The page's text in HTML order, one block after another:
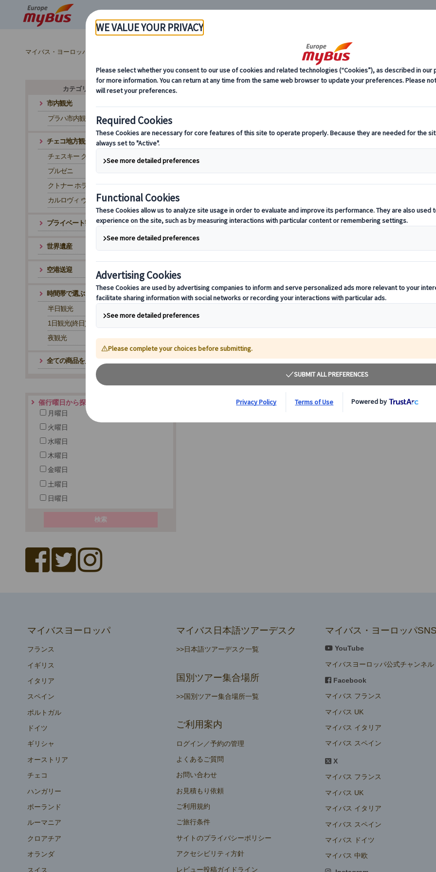
マイバス・ヨーロッパ カルロヴィ ヴァリ (1)
カルロヴィ・ヴァリは温泉保養地として世界的に有名で
す。毎年国際映画祭が開かれることでも知られています。
温泉が湧き出るコロナーダという試飲施設は、建物自体が
【ガイドなしプラン】火～金曜日
【日本語公認ガイド付プラン】毎日
約8時間
カテゴリ・テーマから探す
市内観光
プラハ市内観光
チェコ地方観光
チェスキー クルムロフ
プルゼニ
クトナー ホラ
カルロヴィ ヴァリ
プライベート観光
世界遺産
空港送迎
時間帯で選ぶ
半日観光
1日観光(終日)
夜観光
全ての商品を見る
催行曜日から探す
月曜日
火曜日
水曜日
木曜日
金曜日
土曜日
日曜日
マイバスヨーロッパ
フランス
イギリス
イタリア
スペイン
ポルトガル
ドイツ
ギリシャ
オーストリア
チェコ
ハンガリー
ポーランド
ルーマニア
クロアチア
オランダ
スイス
マイバス日本語ツアーデスク
>>日本語ツアーデスク一覧
国別ツアー集合場所
>>国別ツアー集合場所一覧
ご利用案内
ログイン／予約の管理
よくあるご質問
お問い合わせ
お見積もり依頼
ご利用規約
ご旅行条件
サイトのプライバシーポリシー
アクセシビリティ方針
レビュー投稿ガイドライン
マイバス・ヨーロッパ
YouTube
マイバスヨーロッパ公式チャンネル
Facebook
マイバス フランス
マイバス UK
マイバス イタリア
マイバス スペイン
X
マイバス フランス
マイバス UK
マイバス イタリア
マイバス スペイン
マイバス ドイツ
マイバス 中欧